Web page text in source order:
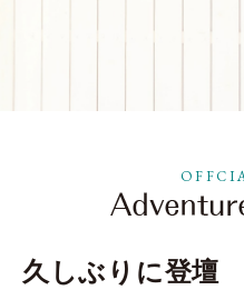
久しぶりに登壇